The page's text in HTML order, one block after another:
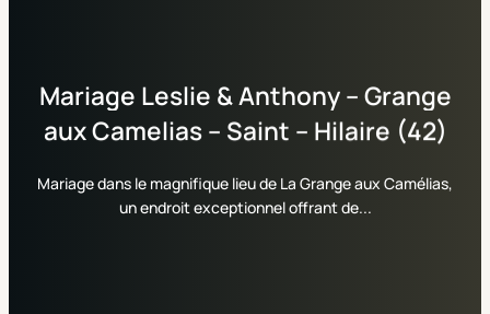
Mariage Leslie &Anthony –Grange
auxCamelias – Saint – Hilaire (42)
Mariage dans le magnifique lieu de La Grange aux Camélias,
un endroit exceptionnel offrant de...